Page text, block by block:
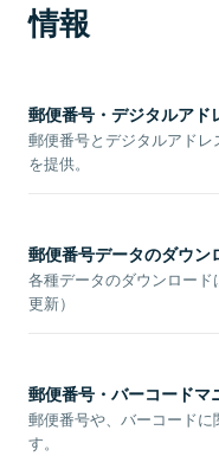
情報
郵便番号・デジタルアド
郵便番号とデジタルアド
を提供。
郵便番号データのダウン
各種データのダウンロー
更新）
郵便番号・バーコードマ
郵便番号や、バーコード
す。